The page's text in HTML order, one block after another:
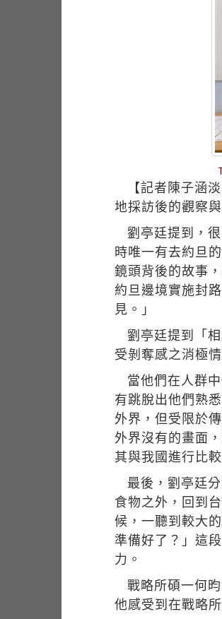
【記者陳子涵
地採訪後的觀察
劉亭廷提到，
時唯一有去約旦
鏡頭背後的故事
約旦邊境實施封
見。」
劉亭廷提到「
受剝奪感之消極
當他們在人群
有跳脫出他們熟
外界，但受限於
外界沒有的畫面
其與我國進行比較
最後，劉亭廷
食物之外，回到
候，一聽到較大
準備好了？」這
力。
戰略所碩一何
他感受到在戰略